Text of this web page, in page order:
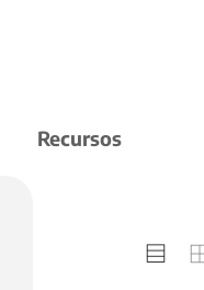
Recursos